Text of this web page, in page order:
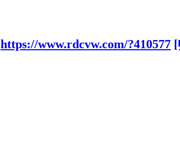
https://www.rdcvw.com/?410577